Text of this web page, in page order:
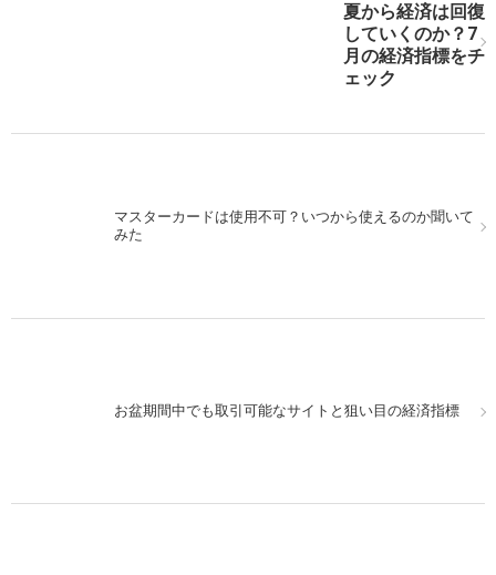
夏から経済は回復
していくのか？7
月の経済指標をチ
ェック
マスターカードは使用不可？いつから使えるのか聞いて
みた
お盆期間中でも取引可能なサイトと狙い目の経済指標